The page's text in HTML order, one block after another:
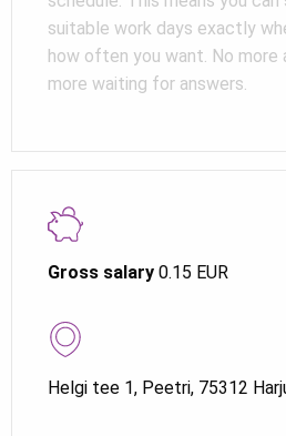
Gross salary 0.15 EUR
Helgi tee 1, Peetri, 75312
suitable work days exactly
how often you want. No more
more waiting for answers.